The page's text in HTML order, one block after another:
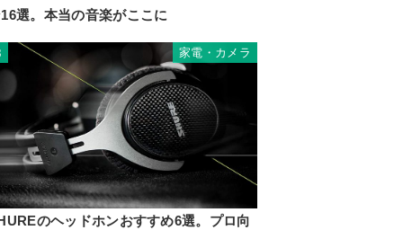
選。本当の音楽がここに
家電・カメラ
のヘッドホンおすすめ6選。プロ向